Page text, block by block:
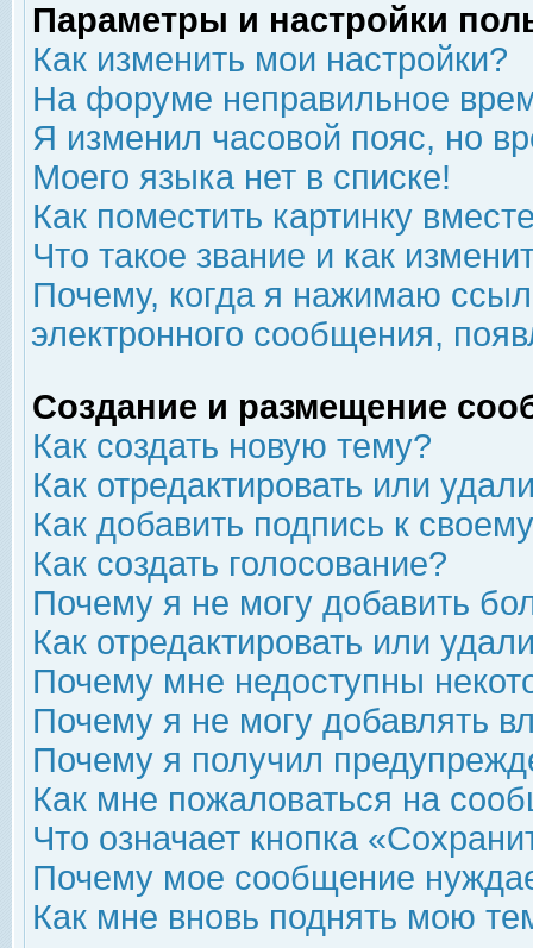
Параметры и настройки
Как изменить мои настройки?
На форуме неправильное
Я изменил часовой пояс, но
Моего языка нет в списке!
Как поместить картинку
Что такое звание и как
Почему, когда я нажимаю
электронного сообщения,
Создание и размещение
Как создать новую тему?
Как отредактировать или
Как добавить подпись к
Как создать голосование?
Почему я не могу добавить
Как отредактировать или
Почему мне недоступны
Почему я не могу добавлять
Почему я получил
Как мне пожаловаться на
Что означает кнопка
Почему мое сообщение
Как мне вновь поднять мою